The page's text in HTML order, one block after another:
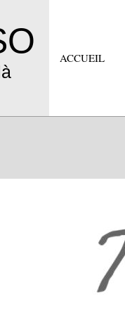
ACCUEIL